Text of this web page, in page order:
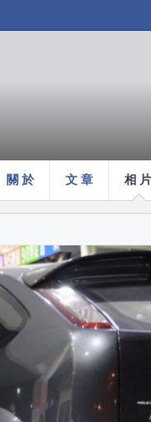
關 於 文 章 相 片